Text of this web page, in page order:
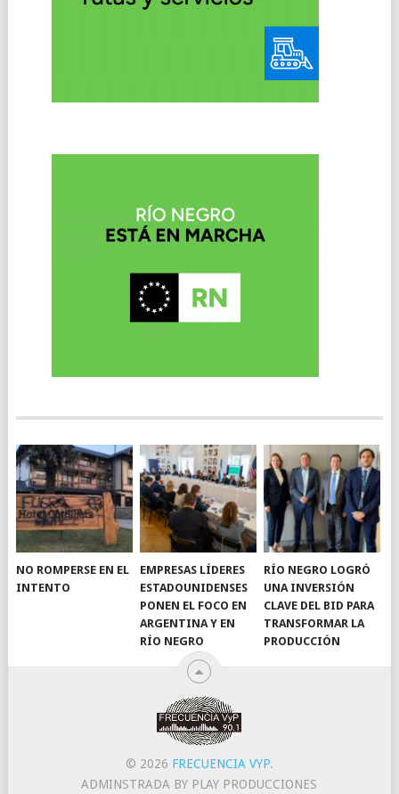
NO ROMPERSE EN EL
INTENTO
EMPRESAS LÍDERES
ESTADOUNIDENSES
PONEN EL FOCO EN
ARGENTINA Y EN
RÍO NEGRO
RÍO NEGRO LOGRÓ
UNA INVERSIÓN
CLAVE DEL BID PARA
TRANSFORMAR LA
PRODUCCIÓN
© 2026 FRECUENCIA VYP.
ADMINSTRADA BY PLAY PRODUCCIONES